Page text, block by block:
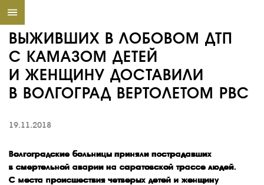
ВЫЖИВШИХ В ЛОБОВОМ ДТП
С КАМАЗОМ ДЕТЕЙ
И ЖЕНЩИНУ ДОСТАВИЛИ
В ВОЛГОГРАД ВЕРТОЛЕТОМ РВС
19.11.2018
Волгоградские больницы приняли пострадавших
в смертельной аварии на саратовской трассе людей.
С места происшествия четверых детей и женщину